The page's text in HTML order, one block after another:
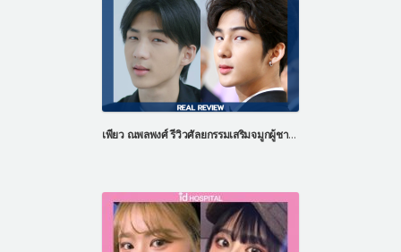
เพียว ณพลพงศ์ รีวิวศัลยกรรมเสริมจมูกผู้ชาย ที่โรงพยาบาลไอดี ประเทศเกาหลี